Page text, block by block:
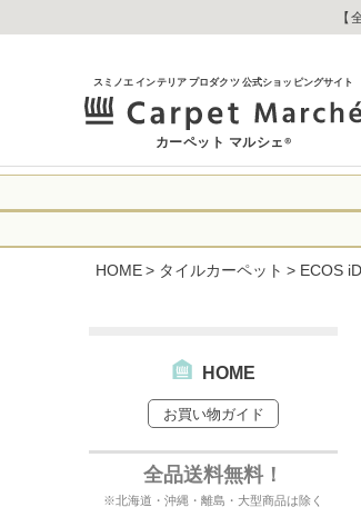
【
スミノエ インテリア プロダクツ 公式ショッピングサイト
カーペット マルシェ®
HOME タイルカーペット ECOS
HOME
お買い物ガイド
全品送料無料！
※北海道・沖縄・離島・大型商品は除く